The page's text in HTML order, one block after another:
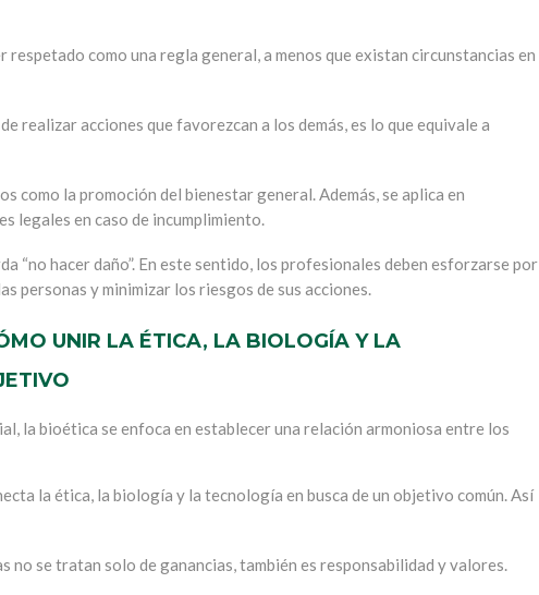
respetado como una regla general, a menos que existan circunstancias en
realizar acciones que favorezcan a los demás, es lo que equivale a
como la promoción del bienestar general. Además, se aplica en
legales en caso de incumplimiento.
“no hacer daño”. En este sentido, los profesionales deben esforzarse por
personas y minimizar los riesgos de sus acciones.
UNIR LA ÉTICA, LA BIOLOGÍA Y LA
la bioética se enfoca en establecer una relación armoniosa entre los
la ética, la biología y la tecnología en busca de un objetivo común. Así
no se tratan solo de ganancias, también es responsabilidad y valores.